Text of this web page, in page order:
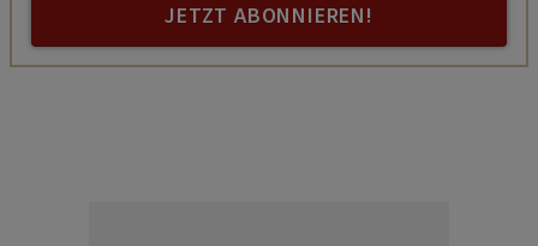
JETZT ABONNIEREN!